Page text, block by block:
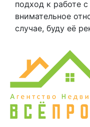
подход к работе
внимательное
случае, буду её